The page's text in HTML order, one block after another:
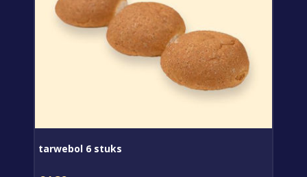
tarwebol 6 stuks